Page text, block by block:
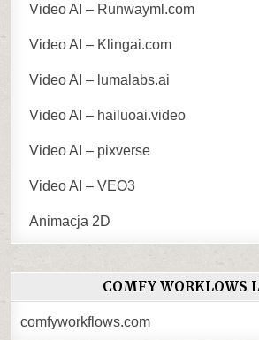
Video AI – Runwayml.com
Video AI – Klingai.com
Video AI – lumalabs.ai
Video AI – hailuoai.video
Video AI – pixverse
Video AI – VEO3
Animacja 2D
COMFY WORKLOWS
comfyworkflows.com